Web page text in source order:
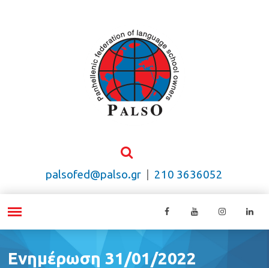
palsofed@palso.gr 210 3636052
Ενημέρωση 31/01/2022